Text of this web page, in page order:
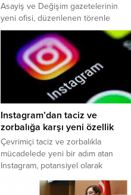
Asayiş ve Değişim gazetelerinin
yeni ofisi, düzenlenen törenle
açıldı. Asayiş Gazetesi imtiyaz
sahibi Rahim Taşkın ve Değişim
Gazetesi imtiyaz sahibi Ünzile
Coşkun, şehre değer katan ve
şehrin nabzını tutan haberlerini
yeni ofislerinden duyuracak.
Düzenlenen törende çok sayıda
siyasetçi, sivil toplum kuruluşu
temsilcileri ve basın mensubu...
Instagram’dan taciz ve
zorbalığa karşı yeni özellik
Çevrimiçi taciz ve zorbalıkla
mücadelede yeni bir adım atan
Instagram, potansiyel olarak
yorumları otomatik olarak